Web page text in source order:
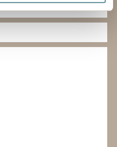
baseret på en scanning af
(fingerprinting)
websitet.